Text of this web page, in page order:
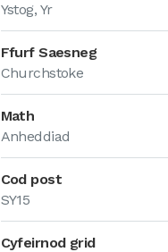
Ystog, Yr
Ffurf Saesneg
Churchstoke
Math
Anheddiad
Cod post
SY15
Cyfeirnod grid